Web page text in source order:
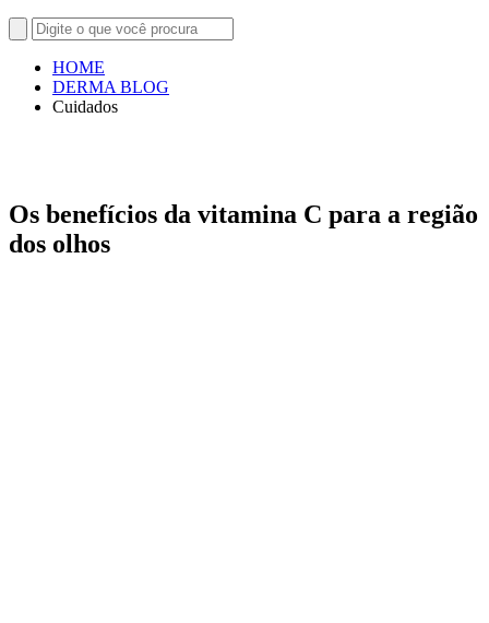
HOME
DERMA BLOG
Cuidados
Os benefícios da vitamina C para a região
dos olhos